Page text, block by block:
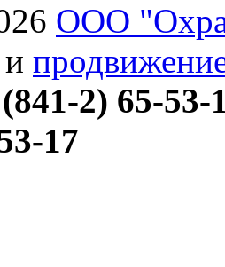
ООО
(841-2) 65-53-
17